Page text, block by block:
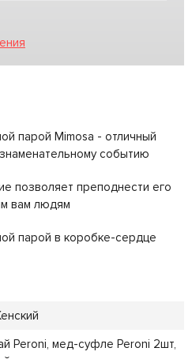
парой Mimosa - отличный
событию
позволяет преподнести его
вам людям
парой в коробке-сердце
Peroni, мед-суфле Peroni 2шт,